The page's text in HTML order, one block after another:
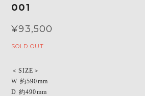
001
¥93,500
SOLD OUT
＜SIZE＞
W 約590mm
D 約490mm